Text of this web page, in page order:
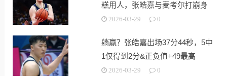
糕用人，张皓嘉与麦考尔打崩身
价2026-03-29 0
躺赢？张皓嘉出场37分44秒，5中
1仅得到2分&正负值+49最高
2026-03-29 0